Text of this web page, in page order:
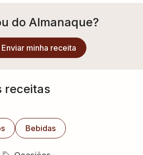
do Almanaque?
Enviar minha receita
receitas
Bebidas